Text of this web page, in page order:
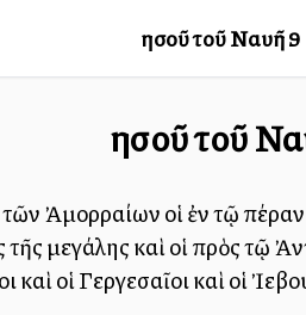
Ἰησοῦ τοῦ Ναυῆ9
Ἰησοῦ τοῦ
τῶν Ἀμορραίων οἱ ἐν τῷ
μεγάλης καὶ οἱ πρὸς τῷ
καὶ οἱ Γεργεσαῖοι καὶ οἱ